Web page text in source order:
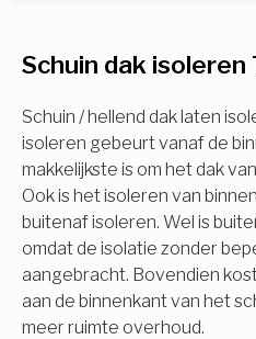
Schuin dak isoleren
Schuin / hellend dak laten
isoleren gebeurt vanaf de
makkelijkste is om het dak
Ook is het isoleren van
buitenaf isoleren. Wel is
omdat de isolatie zonder
aangebracht. Bovendien
aan de binnenkant van het
meer ruimte overhoud.
Isolatiemaatregel
Spouwisolatie
Vloerisolatie
Dakisolatie
Gevelisolatie
Vul uw gegevens in
Voornaam